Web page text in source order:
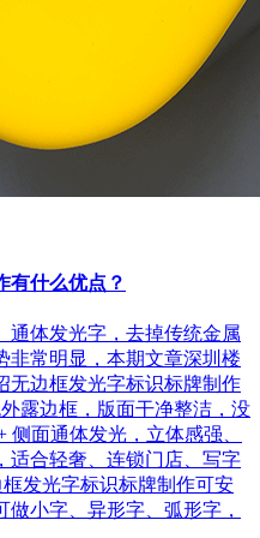
有什么优点？
通体发光字，去掉传统金属
非常明显，本期文章深圳楼
无边框发光字标识标牌制作
露边框，版面干净整洁，没
面通体发光，立体感强、
适合轻奢、连锁门店、写字
发光字标识标牌制作可安
小字、异形字、弧形字，